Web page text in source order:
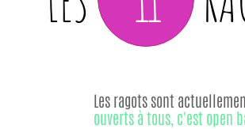
Les ragots sont
ouverts à tous, c'est open